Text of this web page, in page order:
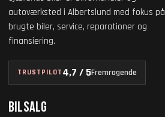
autoværksted i Albertslund med fokus på
brugte biler, service, reparationer og
finansiering.
TRUSTPILOT 4,7 / 5Fremragende
Bilsalg